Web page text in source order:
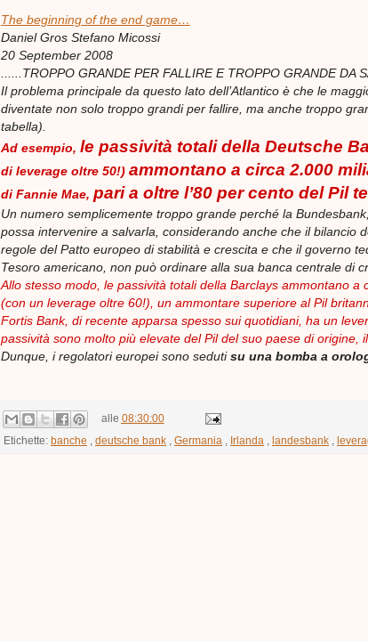
The beginning of the end game…
Daniel Gros Stefano Micossi
20 September 2008
......TROPPO GRANDE PER FALLIRE E TROPPO GRANDE DA
Il problema principale da questo lato dell’Atlantico è che le
diventate non solo troppo grandi per fallire, ma anche troppo
tabella).
Ad esempio, le passività totali della Deutsche
di leverage oltre 50!) ammontano a circa 2.000
di Fannie Mae, pari a oltre l’80 per cento del Pil
Un numero semplicemente troppo grande perché la
possa intervenire a salvarla, considerando anche che il bilancio
regole del Patto europeo di stabilità e crescita e che il governo
Tesoro americano, non può ordinare alla sua banca centrale di
Allo stesso modo, le passività totali della Barclays ammontano a
(con un leverage oltre 60!), un ammontare superiore al Pil
Fortis Bank, di recente apparsa spesso sui quotidiani, ha un
passività sono molto più elevate del Pil del suo paese di origine,
Dunque, i regolatori europei sono sedutisu una bomba a
alle 08:30:00
Etichette: banche deutsche bank Germania Irlanda landesbank